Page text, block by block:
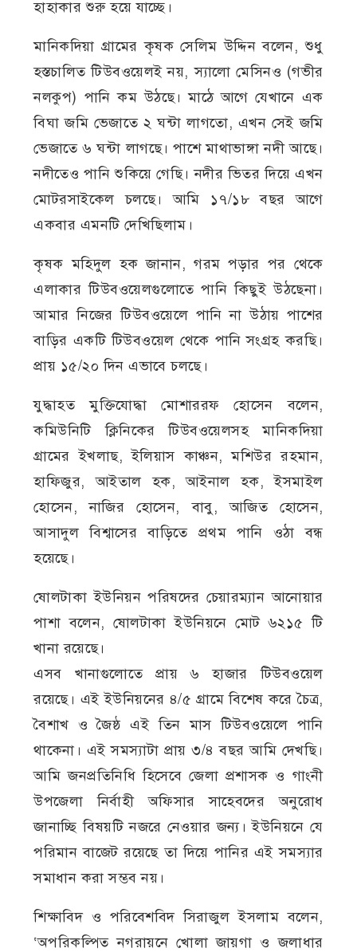
হাহাকার শুরু হয়ে যাচ্ছে।
মানিকদিয়া গ্রামের কৃষক সেলিম উদ্দিন বলেন, শুধু
হস্তচালিত টিউবওয়েলই নয়, স্যালো মেসিনও (গভীর
নলকুপ) পানি কম উঠছে। মাঠে আগে যেখানে এক
বিঘা জমি ভেজাতে ২ ঘন্টা লাগতো, এখন সেই জমি
ভেজাতে ৬ ঘন্টা লাগছে। পাশে মাথাভাঙ্গা নদী আছে।
নদীতেও পানি শুকিয়ে গেছি। নদীর ভিতর দিয়ে এখন
মোটরসাইকেল চলছে। আমি ১৭/১৮ বছর আগে
একবার এমনটি দেখিছিলাম।
কৃষক মহিদুল হক জানান, গরম পড়ার পর থেকে
এলাকার টিউবওয়েলগুলোতে পানি কিছুই উঠছেনা।
আমার নিজের টিউবওয়েলে পানি না উঠায় পাশের
বাড়ির একটি টিউবওয়েল থেকে পানি সংগ্রহ করছি।
প্রায় ১৫/২০ দিন এভাবে চলছে।
যুদ্ধাহত মুক্তিযোদ্ধা মোশাররফ হোসেন বলেন,
কমিউনিটি ক্লিনিকের টিউবওয়েলসহ মানিকদিয়া
গ্রামের ইখলাছ, ইলিয়াস কাঞ্চন, মশিউর রহমান,
হাফিজুর, আইতাল হক, আইনাল হক, ইসমাইল
হোসেন, নাজির হোসেন, বাবু, আজিত হোসেন,
আসাদুল বিশ্বাসের বাড়িতে প্রথম পানি ওঠা বন্ধ
হয়েছে।
ষোলটাকা ইউনিয়ন পরিষদের চেয়ারম্যান আনোয়ার
পাশা বলেন, ষোলটাকা ইউনিয়নে মোট ৬২১৫ টি
খানা রয়েছে।
এসব খানাগুলোতে প্রায় ৬ হাজার টিউবওয়েল
রয়েছে। এই ইউনিয়নের ৪/৫ গ্রামে বিশেষ করে চৈত্র,
বৈশাখ ও জৈষ্ঠ এই তিন মাস টিউবওয়েলে পানি
থাকেনা। এই সমস্যাটা প্রায় ৩/৪ বছর আমি দেখছি।
আমি জনপ্রতিনিধি হিসেবে জেলা প্রশাসক ও গাংনী
উপজেলা নির্বাহী অফিসার সাহেবদের অনুরোধ
জানাচ্ছি বিষয়টি নজরে নেওয়ার জন্য। ইউনিয়নে যে
পরিমান বাজেট রয়েছে তা দিয়ে পানির এই সমস্যার
সমাধান করা সম্ভব নয়।
শিক্ষাবিদ ও পরিবেশবিদ সিরাজুল ইসলাম বলেন,
‘অপরিকল্পিত নগরায়নে খোলা জায়গা ও জলাধার